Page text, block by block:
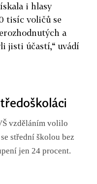
i hlasy
tisíc voličů se
a
jisti účastí,“ uvádí
vzděláním volilo
střední školou bez
jen 24 procent.